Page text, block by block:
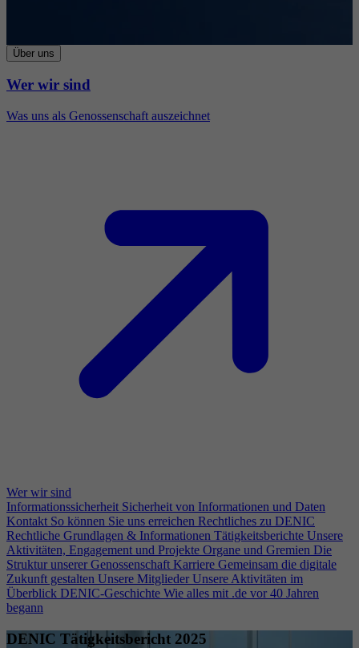
Über uns
Wer wir sind
Was uns als Genossenschaft auszeichnet
Wer wir sind
Informationssicherheit Sicherheit von Informationen und Daten
Kontakt So können Sie uns erreichen Rechtliches zu DENIC
Rechtliche Grundlagen & Informationen Tätigkeitsberichte Unsere
Aktivitäten, Engagement und Projekte Organe und Gremien Die
Struktur unserer Genossenschaft Karriere Gemeinsam die digitale
Zukunft gestalten Unsere Mitglieder Unsere Aktivitäten im
Überblick DENIC-Geschichte Wie alles mit .de vor 40 Jahren
begann
DENIC Tätigkeitsbericht 2025